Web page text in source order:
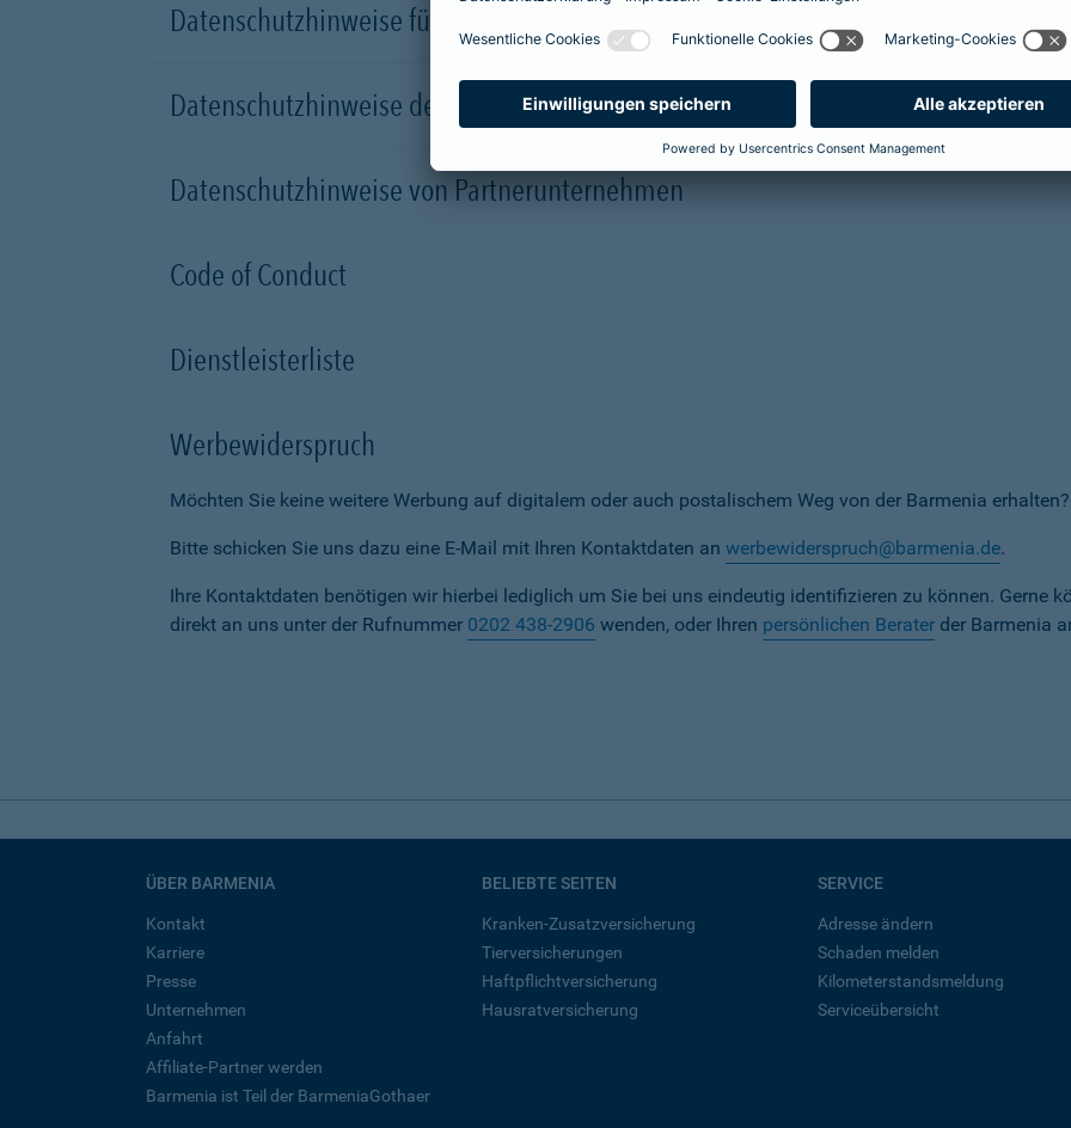
Datenschutzhinweise für Onlinepräsenzen in sozialen Medien
Datenschutzhinweise der Versicherungsunternehmen
Datenschutzhinweise von Partnerunternehmen
Code of Conduct
Dienstleisterliste
Werbewiderspruch
Möchten Sie keine weitere Werbung auf digitalem oder auch postalischem Weg von der Barmenia
Bitte schicken Sie uns dazu eine E-Mail mit Ihren Kontaktdaten an werbewiderspruch@barmenia.de.
Ihre Kontaktdaten benötigen wir hierbei lediglich um Sie bei uns eindeutig identifizieren zu können. Gerne
direkt an uns unter der Rufnummer 0202 438-2906 wenden, oder Ihren persönlichen Berater der Barmenia
ÜBER BARMENIA
Kontakt
Karriere
Presse
Unternehmen
Anfahrt
Affiliate-Partner werden
Barmenia ist Teil der BarmeniaGothaer
BELIEBTE SEITEN
Kranken-Zusatzversicherung
Tierversicherungen
Haftpflichtversicherung
Hausratversicherung
SERVICE
Adresse ändern
Schaden melden
Kilometerstandsmeldung
Serviceübersicht